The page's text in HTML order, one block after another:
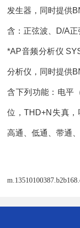
发生器，同时提供
含：正弦波、D/A正
*AP音频分析仪
分析仪，同时提供
含下列功能：电平
位，THD+N失真
高通、低通、带通